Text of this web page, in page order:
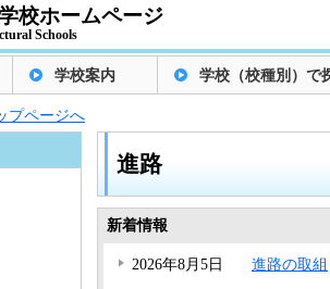
校ホームページ
Schools
学校案内 学校（校種別）で
プページへ
進路
新着情報
2026年8月5日 進路の取組